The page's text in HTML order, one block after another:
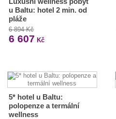
u Baltu: hotel 2 min. od
pláže
6 894 Kč
6 607 Kč
5* hotel u Baltu:
polopenze a termální
wellness